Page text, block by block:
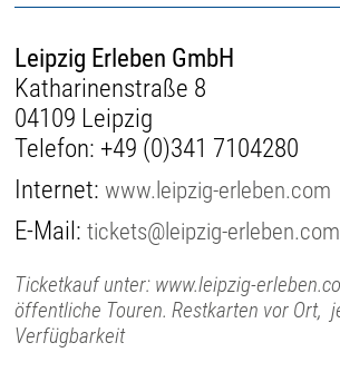
Leipzig Erleben GmbH
Katharinenstraße 8
04109 Leipzig
Telefon: +49 (0)341 7104280
Internet:www.leipzig-erleben.com
E-Mail:tickets@leipzig-erleben.com
Ticketkauf unter: www.leipzig-
öffentliche Touren. Restkarten vor Ort,
Verfügbarkeit